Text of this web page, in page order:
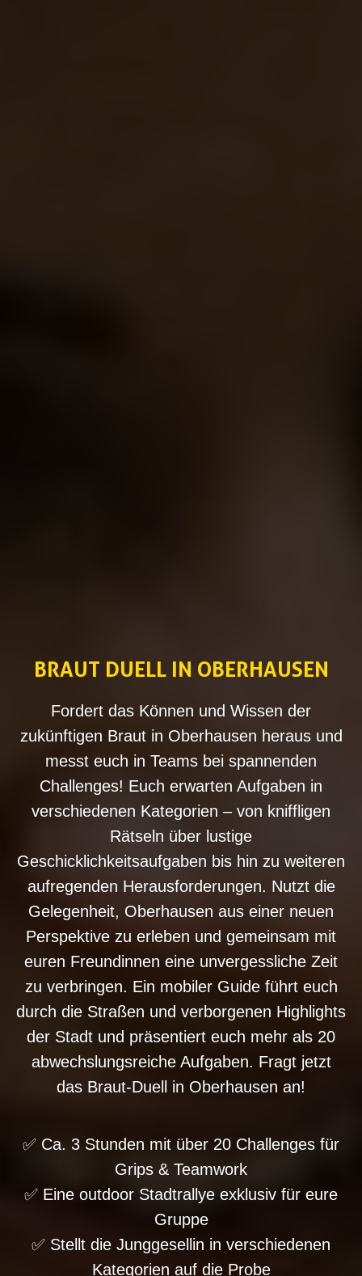
BRAUT DUELL IN OBERHAUSEN
Fordert das Können und Wissen der
zukünftigen Braut in Oberhausen heraus und
messt euch in Teams bei spannenden
Challenges! Euch erwarten Aufgaben in
verschiedenen Kategorien – von kniffligen
Rätseln über lustige
Geschicklichkeitsaufgaben bis hin zu weiteren
aufregenden Herausforderungen. Nutzt die
Gelegenheit, Oberhausen aus einer neuen
Perspektive zu erleben und gemeinsam mit
euren Freundinnen eine unvergessliche Zeit
zu verbringen. Ein mobiler Guide führt euch
durch die Straßen und verborgenen Highlights
der Stadt und präsentiert euch mehr als 20
abwechslungsreiche Aufgaben. Fragt jetzt
das Braut-Duell in Oberhausen an!
✅ Ca. 3 Stunden mit über 20 Challenges für
Grips & Teamwork
✅ Eine outdoor Stadtrallye exklusiv für eure
Gruppe
✅ Stellt die Junggesellin in verschiedenen
Kategorien auf die Probe